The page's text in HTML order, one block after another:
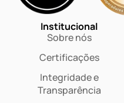
Institucional
Sobre nós
Certificações
Integridade e
Transparência